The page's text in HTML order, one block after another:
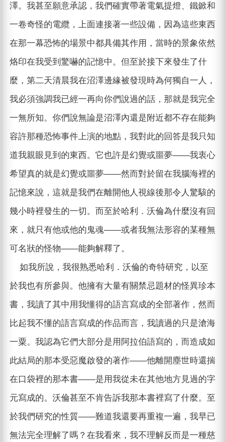
澤。我甚至願意承認，我們確實帶著電氣提燈、鐵鍁和
一卷奇怪的電纜，上面連接著一些設備，因為這些東西
在那一幕恐怖的場景中都具備其作用，當時的景象依然
烙印在我受到驚嚇的記憶中。但至於接下來發生了什
麼，第二天清晨我在沼澤邊緣被發現時為何獨自一人，
我必須強調我已經一再向你們說過的話，那就是我完全
一無所知。你們說無論是沼澤內還是附近都不存在能夠
容許那種恐怖事件上演的地點，我對此的回答是我只知
道我親眼見到的東西。它也許是幻覺或噩夢——我衷心
希望真的就是幻覺或噩夢——然而對於留在我腦海裡的
記憶來說，這就是我們在離開他人視線後那令人驚駭的
幾小時裡發生的一切。而至於哈利．沃倫為什麼沒有回
來，就只有他或他的鬼魂——或者我無法形容的某種無
可名狀的怪物——能夠解釋了。
如我所說，我很熟悉哈利．沃倫的奇特研究，以至
於我也有所參與。他擁有大量有關禁忌題材的怪異珍本
書，我讀了其中用我懂得的語言寫成的全部著作，然而
比起我不懂的語言寫成的作品而言，我讀過的只是滄海
一粟。我認為它們大部分是用阿拉伯語寫的，而造成如
此結局的那本受惡魔啟發的著作——他離開塵世時還揣
在口袋裡的那本書——是用我從未在其他地方見過的字
元寫成的。沃倫甚至不肯告訴我那本書裡寫了什麼。至
於我們研究的性質——難道我還要再重複一遍，我早已
無法完全理解了嗎？在我看來，我不理解反而是一種慈